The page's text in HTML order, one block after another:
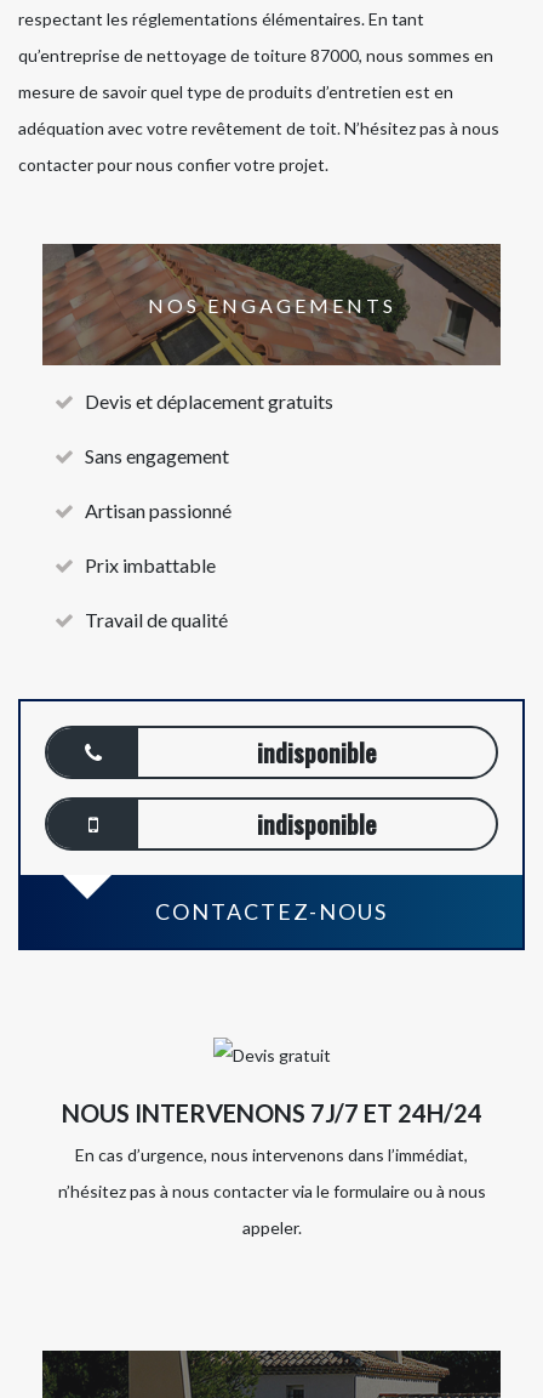
respectant les réglementations élémentaires. En tant
qu’entreprise de nettoyage de toiture 87000, nous sommes en
mesure de savoir quel type de produits d’entretien est en
adéquation avec votre revêtement de toit. N’hésitez pas à nous
contacter pour nous confier votre projet.
NOS ENGAGEMENTS
Devis et déplacement gratuits
Sans engagement
Artisan passionné
Prix imbattable
Travail de qualité
indisponible
indisponible
CONTACTEZ-NOUS
NOUS INTERVENONS 7J/7 ET 24H/24
En cas d’urgence, nous intervenons dans l’immédiat,
n’hésitez pas à nous contacter via le formulaire ou à nous
appeler.